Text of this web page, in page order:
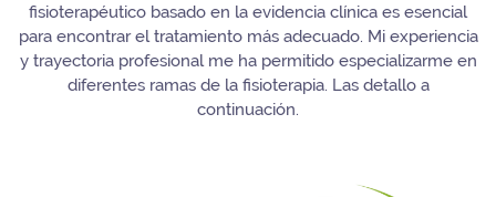
fisioterapéutico basado en la evidencia clínica es esencial
para encontrar el tratamiento más adecuado. Mi experiencia
y trayectoria profesional me ha permitido especializarme en
diferentes ramas de la fisioterapia. Las detallo a
continuación.